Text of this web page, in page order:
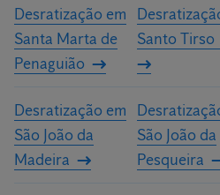
Desratização em
Santa Marta de
Penaguião
Santo Tirso
Desratização em
São João da
Madeira
São João da
Pesqueira